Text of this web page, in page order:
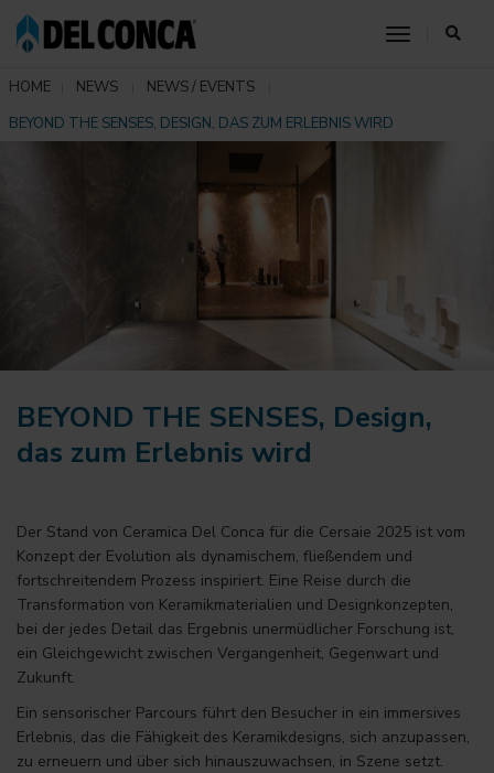
toggle
HOME NEWS
NEWS / EVENTS
BEYOND THE SENSES, DESIGN, DAS ZUM ERLEBNIS WIRD
BEYOND THE SENSES, Design,
das zum Erlebnis wird
Der Stand von Ceramica Del Conca für die Cersaie 2025 ist vom
Konzept der Evolution als dynamischem, fließendem und
fortschreitendem Prozess inspiriert. Eine Reise durch die
Transformation von Keramikmaterialien und Designkonzepten,
bei der jedes Detail das Ergebnis unermüdlicher Forschung ist,
ein Gleichgewicht zwischen Vergangenheit, Gegenwart und
Zukunft.
Ein sensorischer Parcours führt den Besucher in ein immersives
Erlebnis, das die Fähigkeit des Keramikdesigns, sich anzupassen,
zu erneuern und über sich hinauszuwachsen, in Szene setzt.